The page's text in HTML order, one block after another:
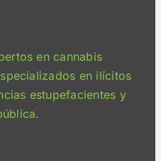
en cannabis
en ilícitos
estupefacientes y